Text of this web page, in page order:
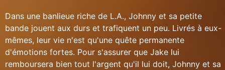
Dans une banlieue riche de L.A., Johnny et sa petite
bande jouent aux durs et trafiquent un peu. Livrés à eux-
mêmes, leur vie n'est qu'une quête permanente
d'émotions fortes. Pour s'assurer que Jake lui
remboursera bien tout l'argent qu'il lui doit, Johnny et sa